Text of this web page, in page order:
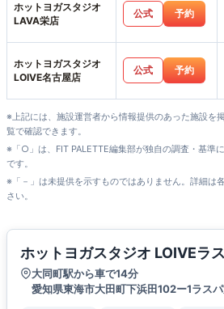
ホットヨガスタジオ
LAVA栄店
公式 予約
ホットヨガスタジオ
LOIVE名古屋店
公式 予約
※上記には、施設運営者から情報提供のあった施設を
覧で確認できます。
※「○」は、FIT PALETTE編集部が独自の調査・基準
です。
※「－」は未提供を示すものではありません。詳細は
さい。
ホットヨガスタジオ LOIVEラ
大同町駅から車で14分
愛知県東海市大田町下浜田102ー1ラス